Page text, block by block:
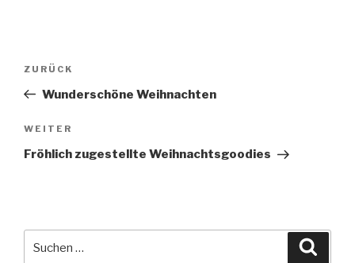
Beitragsnavigation
Vorheriger
Beitrag
ZURÜCK
Wunderschöne Weihnachten
Nächster
Beitrag
WEITER
Fröhlich zugestellte Weihnachtsgoodies